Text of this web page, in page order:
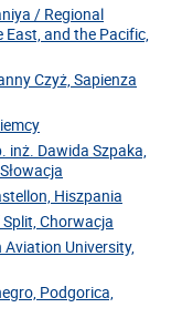
/ Regional
and the Pacific,
Czyż, Sapienza
Dawida Szpaka,
Hiszpania
Chorwacja
University,
Podgorica,